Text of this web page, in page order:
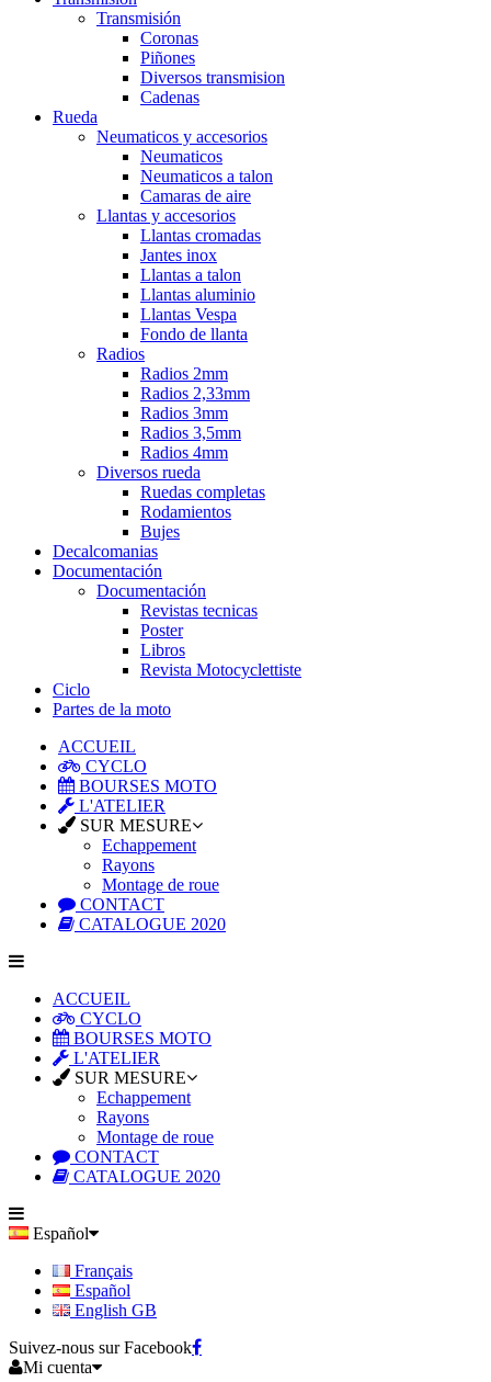
Transmisión
Coronas
Piñones
Diversos transmision
Cadenas
Rueda
Neumaticos y accesorios
Neumaticos
Neumaticos a talon
Camaras de aire
Llantas y accesorios
Llantas cromadas
Jantes inox
Llantas a talon
Llantas aluminio
Llantas Vespa
Fondo de llanta
Radios
Radios 2mm
Radios 2,33mm
Radios 3mm
Radios 3,5mm
Radios 4mm
Diversos rueda
Ruedas completas
Rodamientos
Bujes
Decalcomanias
Documentación
Documentación
Revistas tecnicas
Poster
Libros
Revista Motocyclettiste
Ciclo
Partes de la moto
ACCUEIL
CYCLO
BOURSES MOTO
L'ATELIER
SUR MESURE
Echappement
Rayons
Montage de roue
CONTACT
CATALOGUE 2020
ACCUEIL
CYCLO
BOURSES MOTO
L'ATELIER
SUR MESURE
Echappement
Rayons
Montage de roue
CONTACT
CATALOGUE 2020
Español
Français
Español
English GB
Suivez-nous sur Facebook
Mi cuenta